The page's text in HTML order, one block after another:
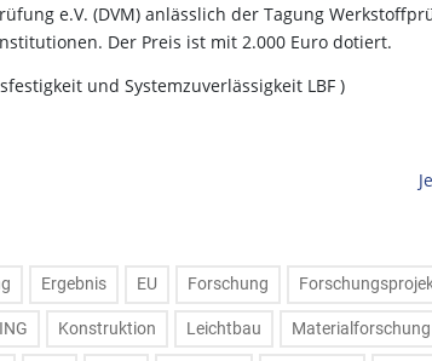
e.V. (DVM) anlässlich der Tagung
Der Preis ist mit 2.000 Euro dotiert.
und Systemzuverlässigkeit LBF )
Ergebnis EU Forschung
ING Konstruktion Leichtbau Materialforschung